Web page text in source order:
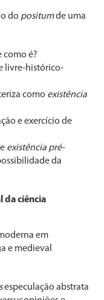
do positumde uma
como é?
livre-histórico-
como existência
e exercício de
existência pré-
da
da ciência
em
e medieval
especulação abstrata